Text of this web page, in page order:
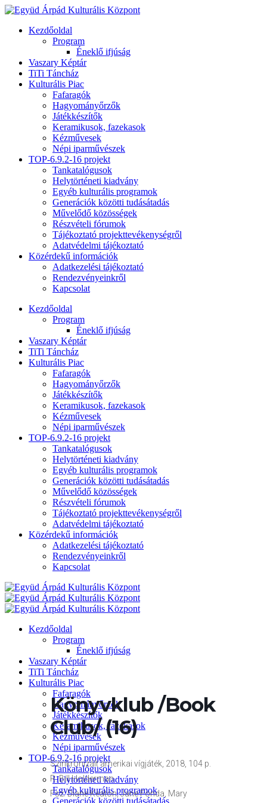
Kezdőoldal
Program
Éneklő ifjúság
Vaszary Képtár
TiTi Táncház
Kulturális Piac
Fafaragók
Hagyományőrzők
Játékkészítők
Keramikusok, fazekasok
Kézművesek
Népi iparművészek
TOP-6.9.2-16 projekt
Tankatalógusok
Helytörténeti kiadvány
Egyéb kulturális programok
Generációk közötti tudásátadás
Művelődő közösségek
Részvételi fórumok
Tájékoztató projekttevékenységről
Adatvédelmi tájékoztató
Közérdekű információk
Adatkezelési tájékoztató
Rendezvényeinkről
Kapcsolat
Kezdőoldal
Program
Éneklő ifjúság
Vaszary Képtár
TiTi Táncház
Kulturális Piac
Fafaragók
Hagyományőrzők
Játékkészítők
Keramikusok, fazekasok
Kézművesek
Népi iparművészek
TOP-6.9.2-16 projekt
Tankatalógusok
Helytörténeti kiadvány
Egyéb kulturális programok
Generációk közötti tudásátadás
Művelődő közösségek
Részvételi fórumok
Tájékoztató projekttevékenységről
Adatvédelmi tájékoztató
Közérdekű információk
Adatkezelési tájékoztató
Rendezvényeinkről
Kapcsolat
Kezdőoldal
Program
Éneklő ifjúság
Vaszary Képtár
TiTi Táncház
Kulturális Piac
Fafaragók
Hagyományőrzők
Játékkészítők
Keramikusok, fazekasok
Kézművesek
Népi iparművészek
TOP-6.9.2-16 projekt
Tankatalógusok
Helytörténeti kiadvány
Egyéb kulturális programok
Generációk közötti tudásátadás
Könyvklub /Book
Club/ (16)
Szinkronizált amerikai vígjáték, 2018, 104 p.
R: Bill Holderman
Fsz: Diane Keaton, Jane Fonda, Mary